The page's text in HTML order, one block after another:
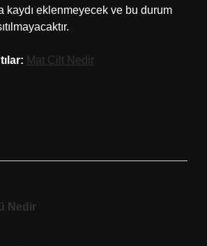
kaydı eklenmeyecek ve bu durum
Mat Cilt Nedir
Nedir